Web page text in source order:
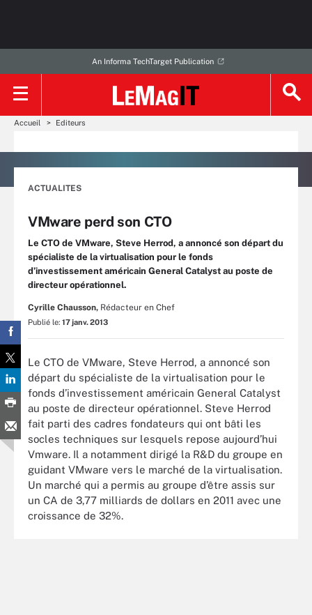
An Informa TechTarget Publication
Accueil Editeurs
ACTUALITES
VMware perd son CTO
Le CTO de VMware, Steve Herrod, a annoncé son départ du
spécialiste de la virtualisation pour le fonds
d’investissement américain General Catalyst au poste de
directeur opérationnel.
Cyrille Chausson, Rédacteur en Chef
Publié le: 17 janv. 2013
Le CTO de VMware, Steve Herrod, a annoncé son
départ du spécialiste de la virtualisation pour le
fonds d’investissement américain General Catalyst
au poste de directeur opérationnel. Steve Herrod
fait parti des cadres fondateurs qui ont bâti les
socles techniques sur lesquels repose aujourd’hui
Vmware. Il a notamment dirigé la R&D du groupe en
guidant VMware vers le marché de la virtualisation.
Un marché qui a permis au groupe d’être assis sur
un CA de 3,77 milliards de dollars en 2011 avec une
croissance de 32%.